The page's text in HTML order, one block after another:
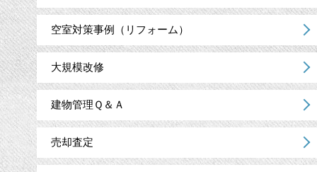
空室対策事例（リフォーム）
大規模改修
建物管理Ｑ＆Ａ
売却査定